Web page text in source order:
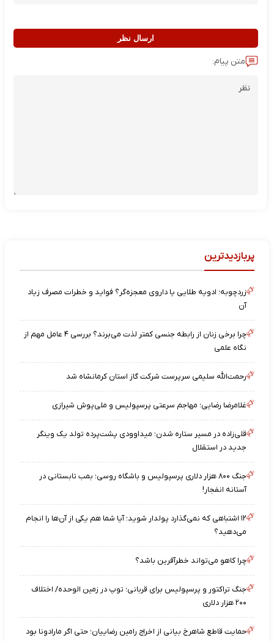
ارسال نظر
متن پیام:
پربازدیدترین
زردچوبه؛ ادویه طلایی یا داروی معجزه‌گر؟ فواید و خطرات مصرف زیاد
آن
چرا برخی زنان از رابطه جنسی کمتر لذت می‌برند؟ بررسی ۴ عامل مهم از
نگاه علمی
رحمت‌الله سلیمی سرپرست شرکت گاز استان کرمانشاه شد
غلامرضا رضایی؛ مهاجم سرعتی پرسپولیس و ملی‌پوش شیرازی
قلی‌زاده در مسیر ستاره شدن؛ میداوودی پشت‌پرده تولد یک وینگر
جدید در استقلال
جنگ ۸۰۰ هزار دلاری پرسپولیس و باشگاه روسی؛ بمب تابستانی در
آستانه انفجار!
۱۲ اشتباهی که نمی‌گذارد پولدار شوید؛ آیا شما هم یکی از آن‌ها را انجام
می‌دهید؟
چرا کاهو می‌تواند خطرآفرین باشد؟
جنگ تراکتور و پرسپولیس برای قربانی؛ توپ در زمین الوحده/ اختلاف
۲۰۰ هزار دلاری
حمایت قاطع شاهرخ بیانی از اخراج رامین رضاییان؛ حتی اگر مارادونا بود